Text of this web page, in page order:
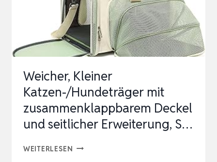
ZU
12
LBS,
TRAGETUCH
Weicher, Kleiner
Katzen-/Hundeträger mit
zusammenklappbarem Deckel
und seitlicher Erweiterung, S…
WEITERLESEN WEICHER,